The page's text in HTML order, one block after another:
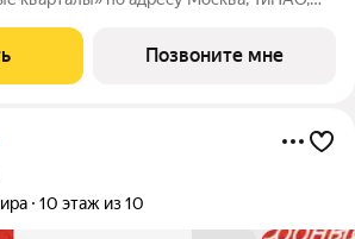
Внуково, Новомосковский
Москва. Общая
Позвоните мне
10 этаж из 10